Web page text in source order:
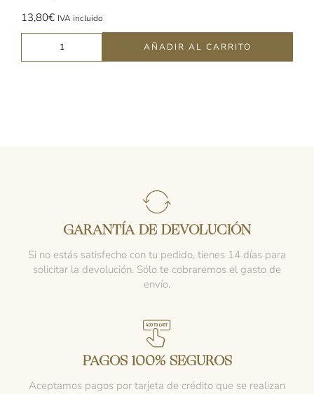
13,80€ IVA incluido
AÑADIR AL CARRITO
GARANTÍA DE DEVOLUCIÓN
Si no estás satisfecho con tu pedido, tienes 14 días para
solicitar la devolución. Sólo te cobraremos el gasto de
envío.
PAGOS 100% SEGUROS
Aceptamos pagos por tarjeta de crédito que se realizan